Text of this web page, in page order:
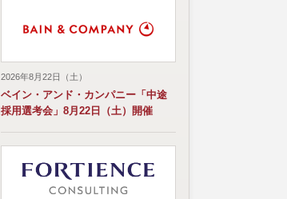
2026年8月22日（土）
ベイン・アンド・カンパニー「中途
採用選考会」8月22日（土）開催